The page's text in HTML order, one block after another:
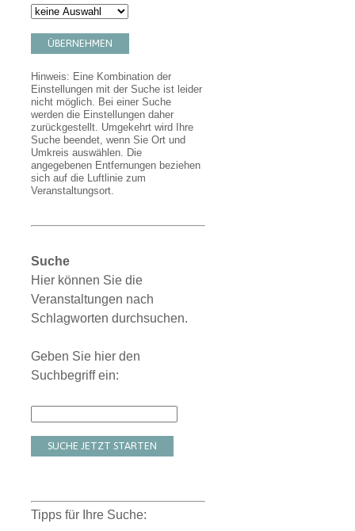
ÜBERNEHMEN
Hinweis: Eine Kombination der
Einstellungen mit der Suche ist leider
nicht möglich. Bei einer Suche
werden die Einstellungen daher
zurückgestellt. Umgekehrt wird Ihre
Suche beendet, wenn Sie Ort und
Umkreis auswählen. Die
angegebenen Entfernungen beziehen
sich auf die Luftlinie zum
Veranstaltungsort.
Suche
Hier können Sie die
Veranstaltungen nach
Schlagworten durchsuchen.
Geben Sie hier den
Suchbegriff ein:
SUCHE JETZT STARTEN
Tipps für Ihre Suche: